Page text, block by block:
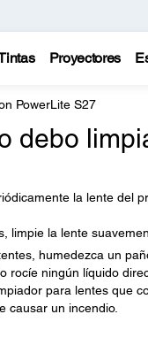
Proyectores
PowerLite S27
debo
la lente del
limpie la lente
humedezca un
rocíe ningún líquido
para lentes que
causar un incendio.